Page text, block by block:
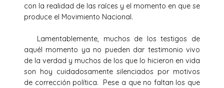
con la realidad de las raíces y el momento en que se
produce el Movimiento Nacional.
Lamentablemente, muchos de los testigos de
aquél momento ya no pueden dar testimonio vivo
de la verdad y muchos de los que lo hicieron en vida
son hoy cuidadosamente silenciados por motivos
de corrección política. Pese a que no faltan los que